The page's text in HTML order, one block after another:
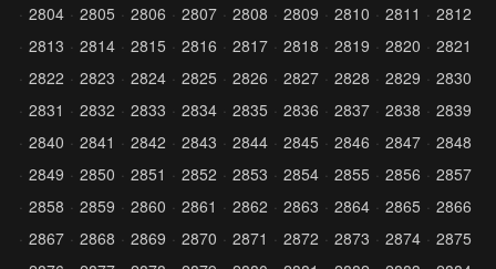
2804
2805 2806 2807 2808 2809 2810 2811
2812
2813
2814 2815 2816 2817 2818 2819 2820
2821
2822
2823 2824 2825 2826 2827 2828 2829
2830
2831
2832 2833 2834 2835 2836 2837 2838
2839
2840
2841 2842 2843 2844 2845 2846 2847
2848
2849
2850 2851 2852 2853 2854 2855 2856
2857
2858
2859 2860 2861 2862 2863 2864 2865
2866
2867
2868 2869 2870 2871 2872 2873 2874
2875